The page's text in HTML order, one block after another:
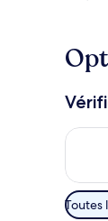
Filtres
Toutes